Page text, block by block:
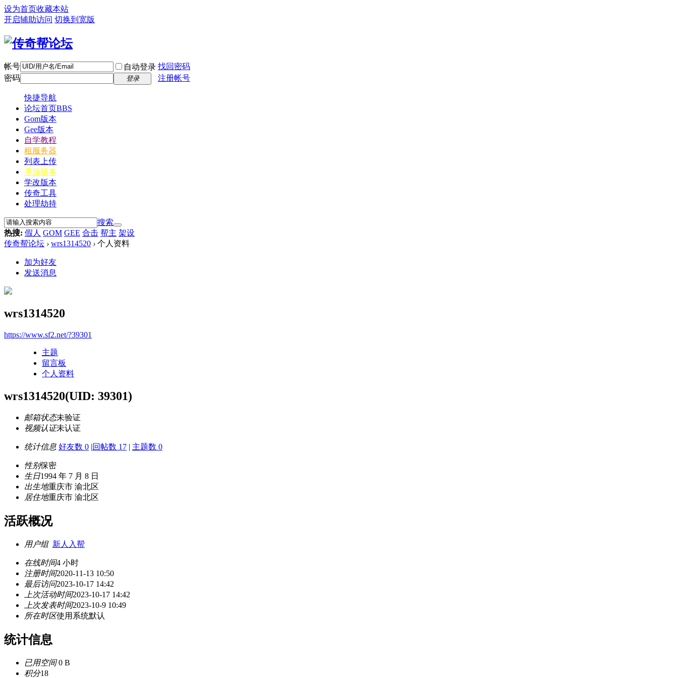
设为首页收藏本站
开启辅助访问 切换到宽版
帐号 自动登录 找回密码
密码
登录 注册帐号
快捷导航
论坛首页BBS
Gom版本
Gee版本
自学教程
租服务器
列表上传
手游版本
学改版本
传奇工具
处理劫持
搜索
热搜: 假人 GOM GEE 合击 帮主 架设
传奇帮论坛 › wrs1314520 › 个人资料
加为好友
发送消息
wrs1314520
https://www.sf2.net/?39301
主题
留言板
个人资料
wrs1314520(UID: 39301)
邮箱状态未验证
视频认证未认证
统计信息 好友数 0 |回帖数 17 | 主题数 0
性别保密
生日1994 年 7 月 8 日
出生地重庆市 渝北区
居住地重庆市 渝北区
活跃概况
用户组 新人入帮
在线时间4 小时
注册时间2020-11-13 10:50
最后访问2023-10-17 14:42
上次活动时间2023-10-17 14:42
上次发表时间2023-10-9 10:49
所在时区使用系统默认
统计信息
已用空间0 B
积分18